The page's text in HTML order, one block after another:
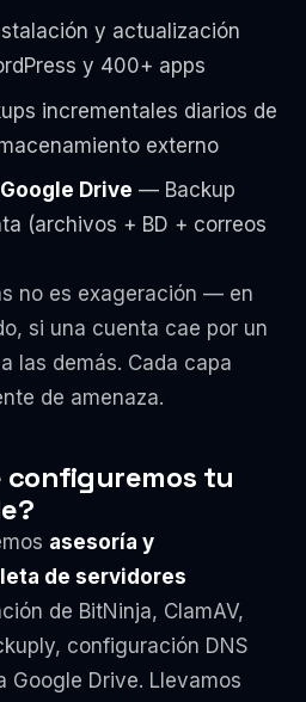
y actualización
y 400+ apps
incrementales diarios de
externo
Drive — Backup
(archivos + BD + correos
no es exageración — en
si una cuenta cae por un
las demás. Cada capa
de amenaza.
configuremos tu
asesoría y
de servidores
de BitNinja, ClamAV,
configuración DNS
Google Drive. Llevamos